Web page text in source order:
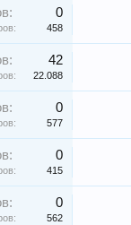
0
458
42
22.088
0
577
0
415
0
562